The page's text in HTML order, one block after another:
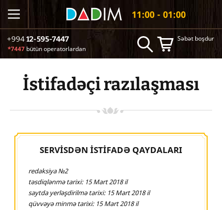
+99412-595-7447
*7447 bütün operatorlardan
11:00 - 01:00
Səbət boşdur
İstifadəçi razılaşması
SERVİSDƏN İSTİFADƏ QAYDALARI
redaksiya №2
təsdiqlənmə tarixi: 15 Mart 2018 il
saytda yerləşdirilmə tarixi: 15 Mart 2018 il
qüvvəyə minmə tarixi: 15 Mart 2018 il